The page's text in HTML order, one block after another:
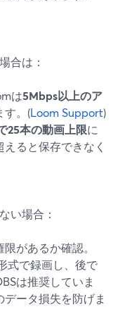
合は：
は5Mbps以上のア
す。(Loom Support)
25本の動画上限に
ると保存できなく
い場合：
があるか確認。
式で録画し、後で
は推奨していま
ータ損失を防げま